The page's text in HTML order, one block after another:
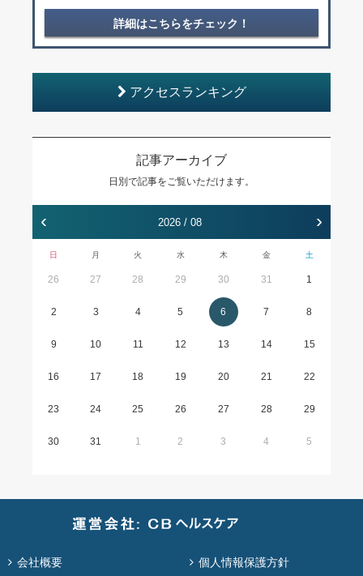
詳細はこちらをチェック！
アクセスランキング
記事アーカイブ
日別で記事をご覧いただけます。
‹ 2026 / 08 ›
日 月 火 水 木 金 土
26 27 28 29 30 31 1
2 3 4 5 6 7 8
9 10 11 12 13 14 15
16 17 18 19 20 21 22
23 24 25 26 27 28 29
30 31 1 2 3 4 5
会社概要 個人情報保護方針